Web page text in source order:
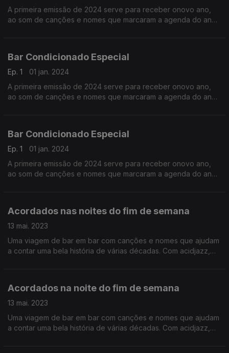
A primeira emissão de 2024 serve para receber onovo ano,
ao som de canções e nomes que marcaram a agenda do ano
Bar Condicionado Especial
Ep. 1
01 jan. 2024
A primeira emissão de 2024 serve para receber onovo ano,
ao som de canções e nomes que marcaram a agenda do ano
Bar Condicionado Especial
Ep. 1
01 jan. 2024
A primeira emissão de 2024 serve para receber onovo ano,
ao som de canções e nomes que marcaram a agenda do ano
Acordados nas noites do fim de semana
13 mai. 2023
Uma viagem de bar em bar com canções e nomes que ajudam
a contar uma bela história de várias décadas. Com acidjazz,
Acordados na noite do fim de semana
13 mai. 2023
Uma viagem de bar em bar com canções e nomes que ajudam
a contar uma bela história de várias décadas. Com acidjazz,